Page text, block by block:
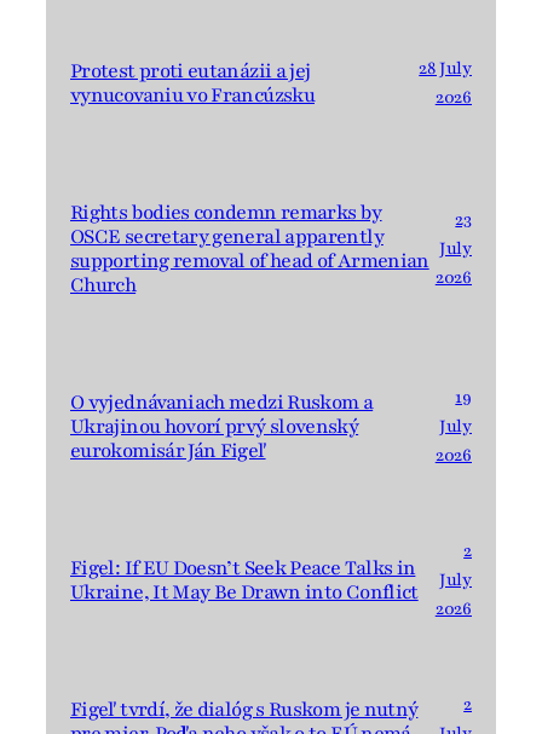
Protest proti eutanázii a jej
vynucovaniu vo Francúzsku
28 July
2026
Rights bodies condemn remarks by
OSCE secretary general apparently
supporting removal of head of Armenian
Church
23
July
2026
O vyjednávaniach medzi Ruskom a
Ukrajinou hovorí prvý slovenský
eurokomisár Ján Figeľ
19
July
2026
Figel: If EU Doesn’t Seek Peace Talks in
Ukraine, It May Be Drawn into Conflict
2
July
2026
Figeľ tvrdí, že dialóg s Ruskom je nutný
2